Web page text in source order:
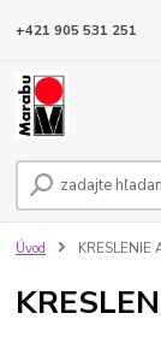
+421 905 531 251
Úvod KRESLENIE